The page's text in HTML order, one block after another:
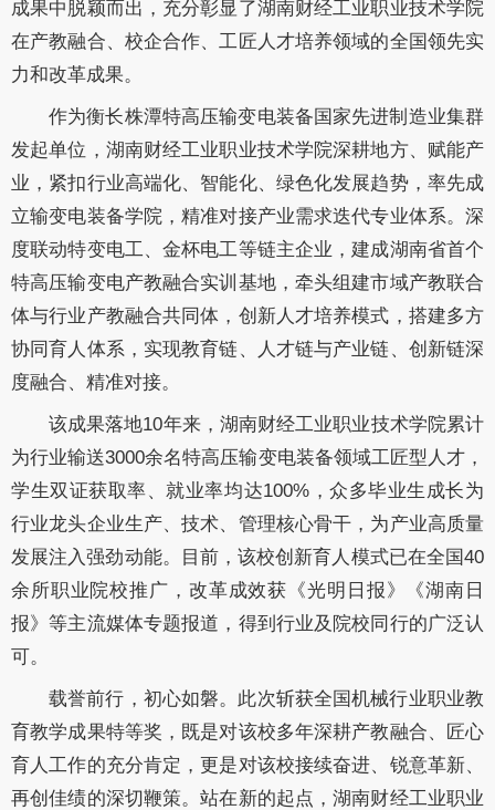
成果中脱颖而出 ， 充分彰显了湖南财经工业职业技术学院
在产教融合、校企合作、工匠人才培养领域的全国领先实
力和改革成果。
作为衡长株潭特高压输变电装备国家先进制造业集群
发起单位， 湖南财经工业职业技术学院深耕地方、赋能产
业，紧扣行业高端化、智能化、绿色化发展趋势，率先成
立输变电装备学院，精准对接产业需求迭代专业体系。 深
度联动特变电工、金杯电工等链主企业，建成湖南省首个
特高压输变电产教融合实训基地，牵头组建市域产教联合
体与行业产教融合共同体，创新人才培养模式，搭建多方
协同育人体系，实现教育链、人才链与产业链、创新链深
度融合、精准对接。
该成果落地10年来， 湖南财经工业职业技术学院累计
为行业输送3000余名特高压输变电装备领域工匠型人才，
学生双证获取率、就业率均达100% ，众多毕业生成长为
行业龙头企业生产、技术、管理核心骨干，为产业高质量
发展注入强劲动能。目前，该校创新育人模式已在全国40
余所职业院校推广，改革成效获《光明日报》《湖南日
报》等主流媒体专题报道，得到行业及院校同行的广泛认
可。
载誉前行，初心如磐。此次斩获全国机械行业职业教
育教学成果特等奖，既是对该校多年深耕产教融合、匠心
育人工作的充分肯定，更是对该校接续奋进、锐意革新、
再创佳绩的深切鞭策。站在新的起点，湖南财经工业职业